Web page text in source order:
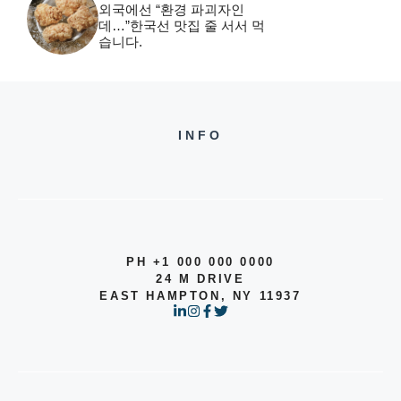
외국에선 “환경 파괴자인
데…”한국선 맛집 줄 서서 먹
습니다.
INFO
PH +1 000 000 0000
24 M DRIVE
EAST HAMPTON, NY 11937